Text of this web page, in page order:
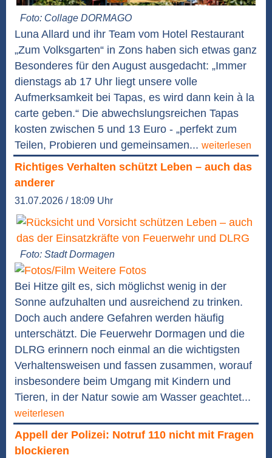
Foto: Collage DORMAGO
Luna Allard und ihr Team vom Hotel Restaurant
„Zum Volksgarten“ in Zons haben sich etwas ganz
Besonderes für den August ausgedacht: „Immer
dienstags ab 17 Uhr liegt unsere volle
Aufmerksamkeit bei Tapas, es wird dann kein à la
carte geben.“ Die abwechslungsreichen Tapas
kosten zwischen 5 und 13 Euro - „perfekt zum
Teilen, Probieren und gemeinsamen... weiterlesen
Richtiges Verhalten schützt Leben – auch das
anderer
31.07.2026 / 18:09 Uhr
Foto: Stadt Dormagen
Weitere Fotos
Bei Hitze gilt es, sich möglichst wenig in der
Sonne aufzuhalten und ausreichend zu trinken.
Doch auch andere Gefahren werden häufig
unterschätzt. Die Feuerwehr Dormagen und die
DLRG erinnern noch einmal an die wichtigsten
Verhaltensweisen und fassen zusammen, worauf
insbesondere beim Umgang mit Kindern und
Tieren, in der Natur sowie am Wasser geachtet...
weiterlesen
Appell der Polizei: Notruf 110 nicht mit Fragen
blockieren